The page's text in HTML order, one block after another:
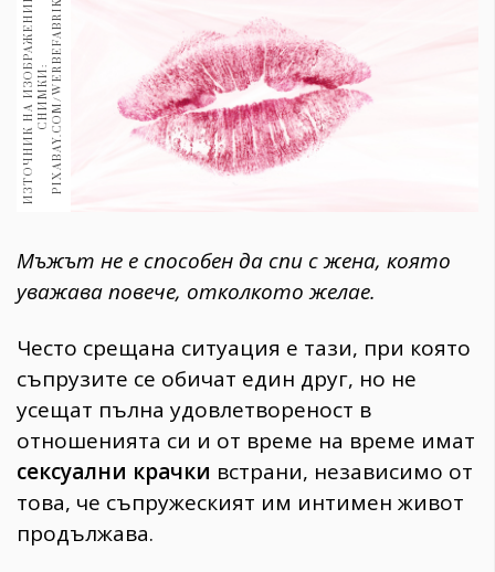
Книги
30+
Гурме 1709
Пътувай
237
Здраве
382
Wellness
1816
ПОСЛЕДВАЙТЕ
НИ
И
З
Т
О
Ч
Н
И
К
Н
А
И
З
О
Б
Р
А
Ж
Е
Н
И
Е
:
С
Н
И
М
К
И:
P
I
X
A
B
A
Y
.
C
O
M
/
W
ER
B
E
F
A
B
R
IK
Мъжът не е способен да спи с жена, която
уважава повече, отколкото желае.
Често срещана ситуация е тази, при която
съпрузите се обичат един друг, но не
усещат пълна удовлетвореност в
отношенията си и от време на време имат
сексуални крачки встрани, независимо от
това, че съпружеският им интимен живот
продължава.